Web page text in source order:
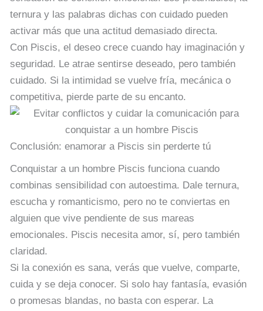
ternura y las palabras dichas con cuidado pueden
activar más que una actitud demasiado directa.
Con Piscis, el deseo crece cuando hay imaginación y
seguridad. Le atrae sentirse deseado, pero también
cuidado. Si la intimidad se vuelve fría, mecánica o
competitiva, pierde parte de su encanto.
Conclusión: enamorar a Piscis sin perderte tú
Conquistar a un hombre Piscis funciona cuando
combinas sensibilidad con autoestima. Dale ternura,
escucha y romanticismo, pero no te conviertas en
alguien que vive pendiente de sus mareas
emocionales. Piscis necesita amor, sí, pero también
claridad.
Si la conexión es sana, verás que vuelve, comparte,
cuida y se deja conocer. Si solo hay fantasía, evasión
o promesas blandas, no basta con esperar. La